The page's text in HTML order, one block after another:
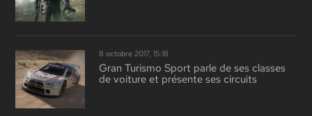
8 octobre 2017, 15:18
Gran Turismo Sport parle de ses classes
de voiture et présente ses circuits